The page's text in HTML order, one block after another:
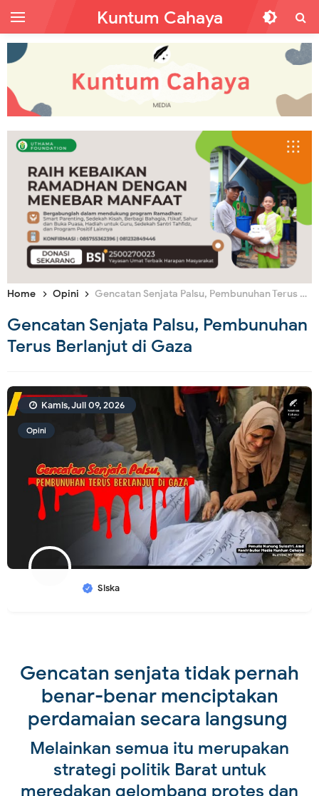
Kuntum Cahaya
Home Opini Gencatan Senjata Palsu, Pembunuhan Terus Berlanjut di Gaza
Gencatan Senjata Palsu, Pembunuhan
Terus Berlanjut di Gaza
Opini
Siska
Kamis, Juli 09, 2026
Gencatan senjata tidak pernah
benar-benar menciptakan
perdamaian secara langsung
Melainkan semua itu merupakan
strategi politik Barat untuk
meredakan gelombang protes dan